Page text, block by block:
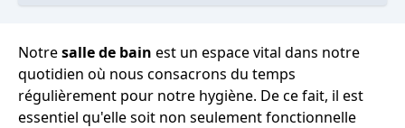
Notresalle de bain est un espace vital dans notre
quotidien où nous consacrons du temps
régulièrement pour notre hygiène. De ce fait, il est
essentiel qu'elle soit non seulement fonctionnelle